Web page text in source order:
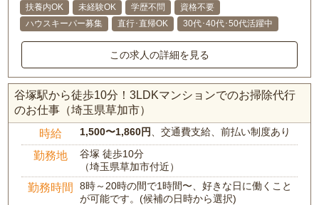
扶養内OK
未経験OK 学歴不問
資格不要
ハウスキーパー募集
直行･直帰OK 30代･40代･50代活躍中
この求人の詳細を見る
谷塚駅から徒歩10分！3LDKマンションでのお掃除代行
のお仕事（埼玉県草加市）
時給 1,500〜1,860円 、交通費支給、前払い制度あり
勤務地
谷塚 徒歩10分
（埼玉県草加市付近）
勤務時間
8時～20時の間で1時間〜、好きな日に働くこと
が可能です。(候補の日時から選択)